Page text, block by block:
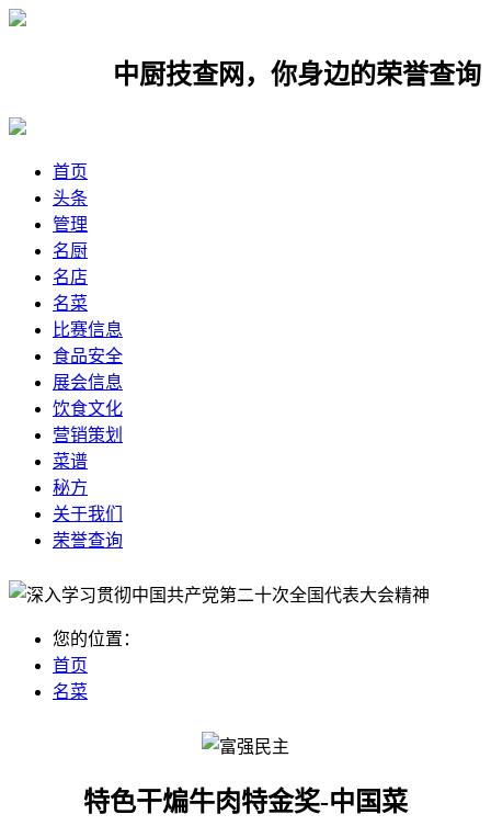
中厨技查网，你身边的荣誉查询网，
首页
头条
管理
名厨
名店
名菜
比赛信息
食品安全
展会信息
饮食文化
营销策划
菜谱
秘方
关于我们
荣誉查询
您的位置：
首页
名菜
特色干煸牛肉特金奖-中国菜